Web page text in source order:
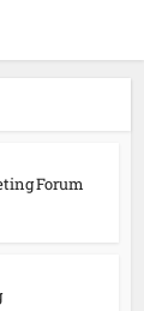
Forum